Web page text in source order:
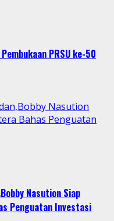
PRSU ke-50
Nasution
Bahas Penguatan
Nasution Siap
Penguatan Investasi